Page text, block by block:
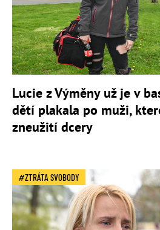
Lucie z Výměny už je v
dětí plakala po muži,
zneužití dcery
ZTRÁTA SVOBODY